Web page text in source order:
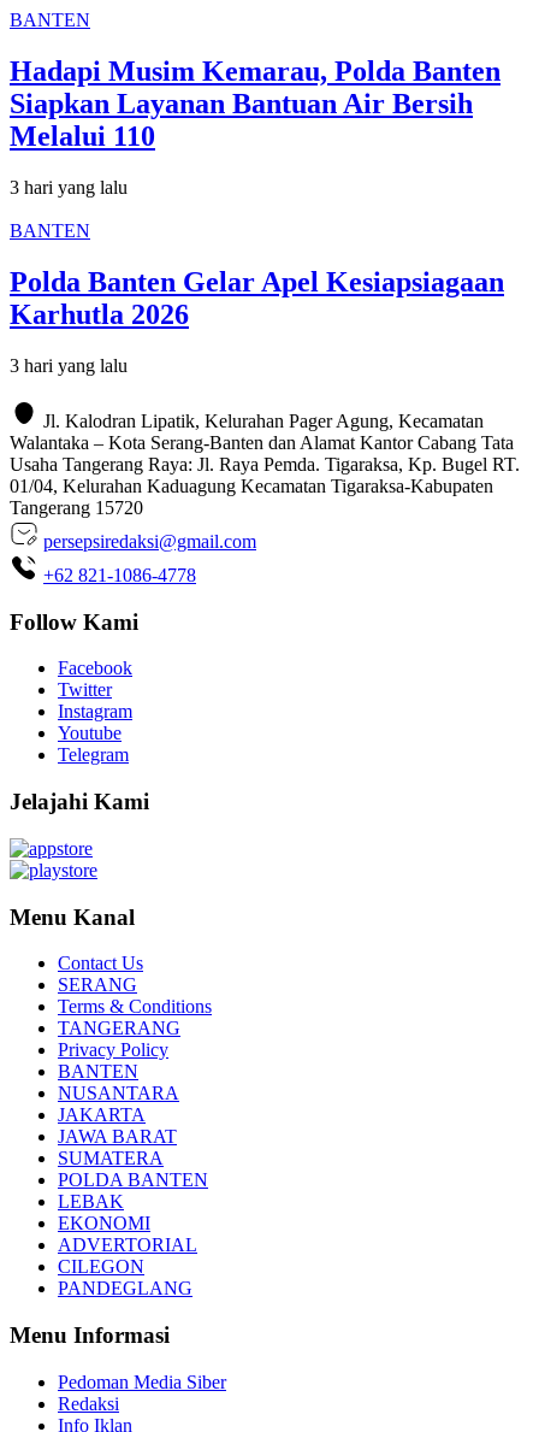
BANTEN
Hadapi Musim Kemarau, Polda Banten
Siapkan Layanan Bantuan Air Bersih
Melalui 110
3 hari yang lalu
BANTEN
Polda Banten Gelar Apel Kesiapsiagaan
Karhutla 2026
3 hari yang lalu
Jl. Kalodran Lipatik, Kelurahan Pager Agung, Kecamatan
Walantaka – Kota Serang-Banten dan Alamat Kantor Cabang Tata
Usaha Tangerang Raya: Jl. Raya Pemda. Tigaraksa, Kp. Bugel RT.
01/04, Kelurahan Kaduagung Kecamatan Tigaraksa-Kabupaten
Tangerang 15720
persepsiredaksi@gmail.com
+62 821-1086-4778
Follow Kami
Facebook
Twitter
Instagram
Youtube
Telegram
Jelajahi Kami
Menu Kanal
Contact Us
SERANG
Terms & Conditions
TANGERANG
Privacy Policy
BANTEN
NUSANTARA
JAKARTA
JAWA BARAT
SUMATERA
POLDA BANTEN
LEBAK
EKONOMI
ADVERTORIAL
CILEGON
PANDEGLANG
Menu Informasi
Pedoman Media Siber
Redaksi
Info Iklan